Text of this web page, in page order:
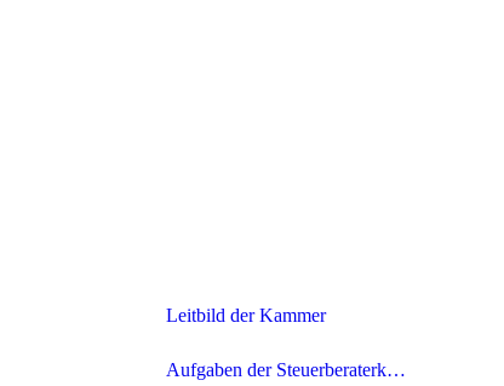
Leitbild der Kammer
Aufgaben der Steuerberaterkammer